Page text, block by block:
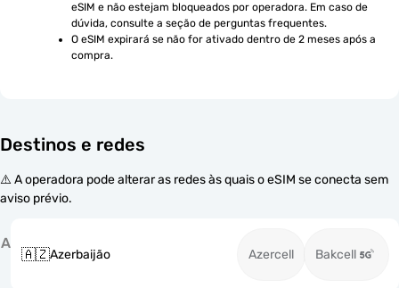
eSIM e não estejam bloqueados por operadora. Em caso de
dúvida, consulte a seção de perguntas frequentes.
O eSIM expirará se não for ativado dentro de 2 meses após a
compra.
Destinos e redes
⚠️ A operadora pode alterar as redes às quais o eSIM se conecta sem
aviso prévio.
A
🇦🇿Azerbaijão Azercell Bakcell